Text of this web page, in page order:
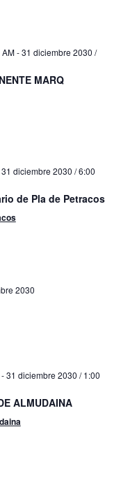
-31 diciembre 2030 /
MARQ
31 diciembre 2030 / 6:00
de Pla de Petracos
2030
31 diciembre 2030 / 1:00
ALMUDAINA